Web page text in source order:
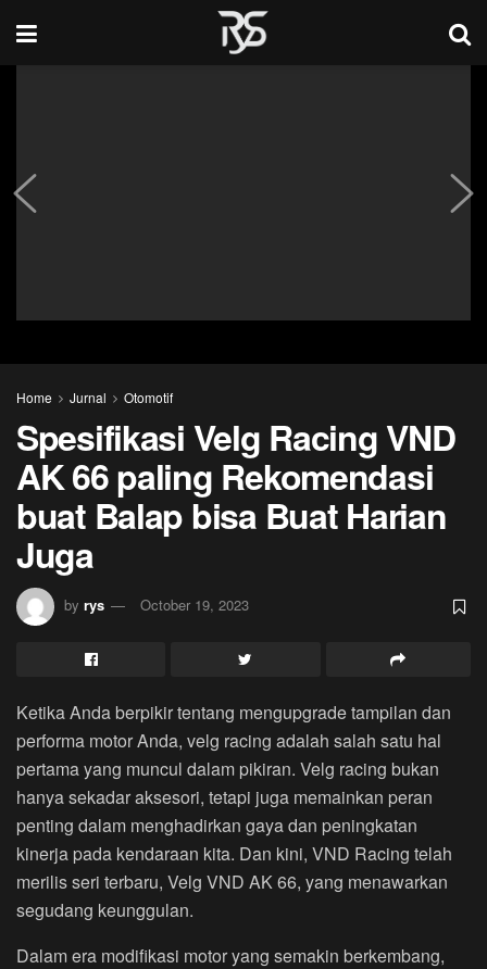
Home Jurnal Otomotif
Spesifikasi Velg Racing VND
AK 66 paling Rekomendasi
buat Balap bisa Buat Harian
Juga
by rys October 19, 2023
Ketika Anda berpikir tentang mengupgrade tampilan dan
performa motor Anda, velg racing adalah salah satu hal
pertama yang muncul dalam pikiran. Velg racing bukan
hanya sekadar aksesori, tetapi juga memainkan peran
penting dalam menghadirkan gaya dan peningkatan
kinerja pada kendaraan kita. Dan kini, VND Racing telah
merilis seri terbaru, Velg VND AK 66, yang menawarkan
segudang keunggulan.
Dalam era modifikasi motor yang semakin berkembang,